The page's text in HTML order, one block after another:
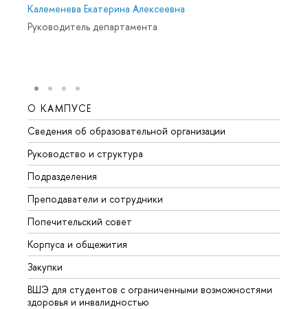
Калеменева Екатерина Алексеевна
Руководитель департамента
О КАМПУСЕ
Сведения об образовательной организации
Руководство и структура
Подразделения
Преподаватели и сотрудники
Попечительский совет
Корпуса и общежития
Закупки
ВШЭ для студентов с ограниченными возможностями
здоровья и инвалидностью